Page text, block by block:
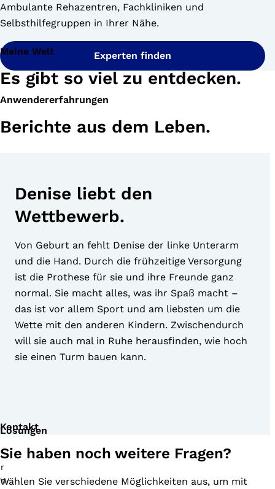
Ambulante Rehazentren, Fachkliniken und
Selbsthilfegruppen in Ihrer Nähe.
Experten finden
Meine Welt
Es gibt so viel zu entdecken.
Anwendererfahrungen
Berichte aus dem Leben.
Denise liebt den
Wettbewerb.
Von Geburt an fehlt Denise der linke Unterarm
und die Hand. Durch die frühzeitige Versorgung
ist die Prothese für sie und ihre Freunde ganz
normal. Sie macht alles, was ihr Spaß macht –
das ist vor allem Sport und am liebsten um die
Wette mit den anderen Kindern. Zwischendurch
will sie auch mal in Ruhe herausfinden, wie hoch
sie einen Turm bauen kann.​
Lösungen
Kontakt
Sie haben noch weitere Fragen?
Wählen Sie verschiedene Möglichkeiten aus, um mit